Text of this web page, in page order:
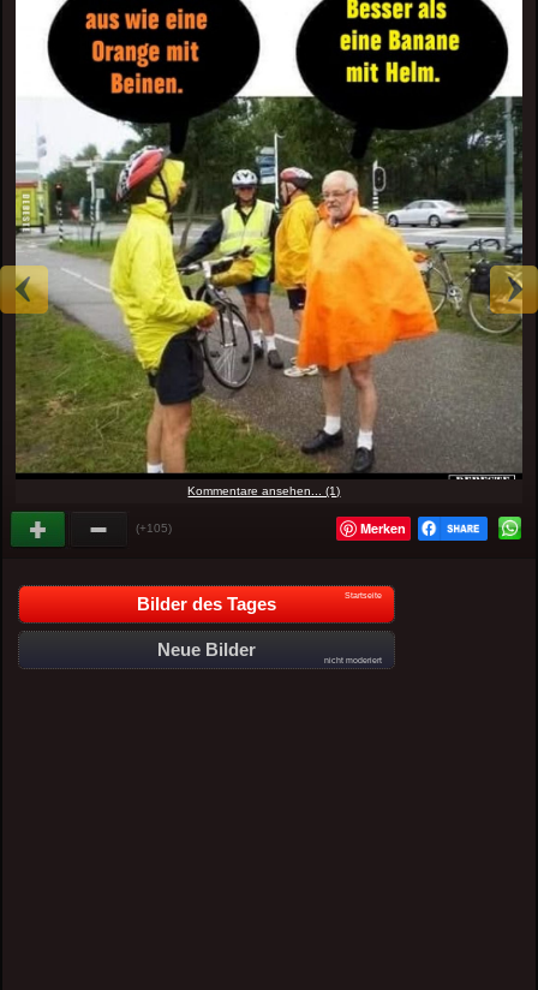
Kommentare ansehen... (1)
(+105) Merken
Bilder des Tages Startseite
Neue Bilder
nicht moderiert